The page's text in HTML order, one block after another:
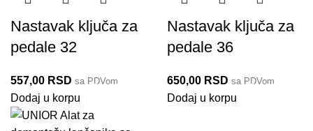
Nastavak ključa za
pedale 32
557,00 RSD sa PDVom
Dodaj u korpu
1725/2CF 32
Nastavak ključa za
pedale 36
650,00 RSD sa PDVom
Dodaj u korpu
1725/2CF 36